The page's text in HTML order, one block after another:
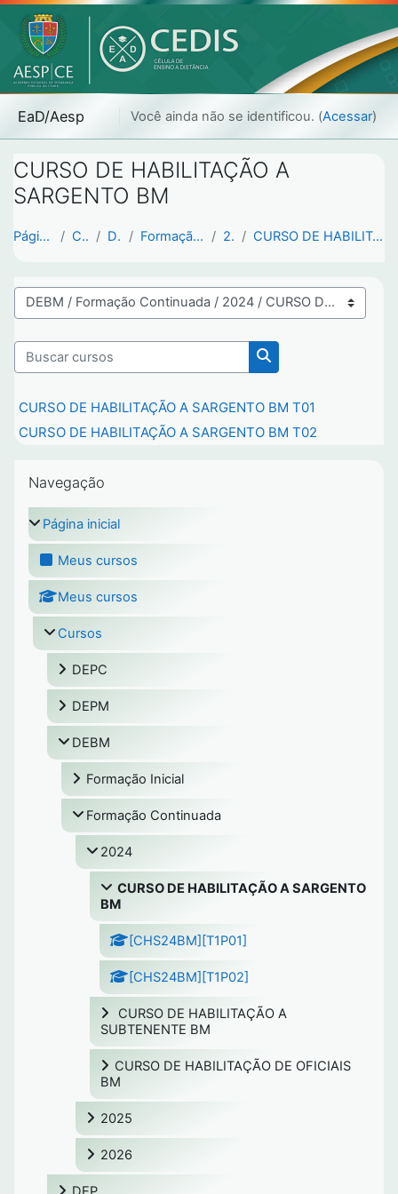
EaD/Aesp Você ainda não se identificou. (Acessar)
CURSO DE HABILITAÇÃO A
SARGENTO BM
Página inicial Cursos DEBM Formação Continuada 2024 CURSO DE HABILITAÇÃO A SARGENTO BM
Categorias de Cursos
Buscar cursos
Buscar cursos
CURSO DE HABILITAÇÃO A SARGENTO BM T01
CURSO DE HABILITAÇÃO A SARGENTO BM T02
Navegação
Página inicial
Meus cursos
Meus cursos
Cursos
DEPC
DEPM
DEBM
Formação Inicial
Formação Continuada
2024
CURSO DE HABILITAÇÃO A SARGENTO
BM
[CHS24BM][T1P01]
[CHS24BM][T1P02]
CURSO DE HABILITAÇÃO A
SUBTENENTE BM
CURSO DE HABILITAÇÃO DE OFICIAIS
BM
2025
2026